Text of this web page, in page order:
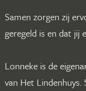
Samen zorgen zij
geregeld is en dat jij
Lonneke is de
van Het